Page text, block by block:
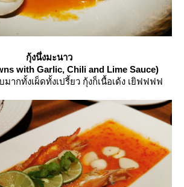
กุ้งนึ่งมะนาว
with Garlic, Chili and Lime Sauce)
ากทั้งเผ็ดทั้งเปรี้ยว กุ้งก็เนื้อเด้ง เยิฟฟฟฟ